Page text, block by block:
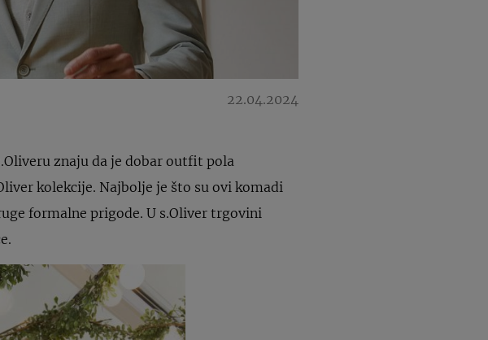
22.04.2024
znaju da je dobar outfit pola
kolekcije. Najbolje je što su ovi komadi
formalne prigode. U s.Oliver trgovini